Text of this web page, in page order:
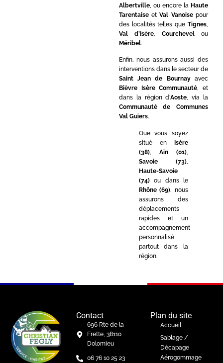
Albertville, ou encore la Haute
TarentaiseetVal Vanoisepour
des localités telles que Tignes,
Val d’Isère, Courchevelou
Méribel.
Enfin, nous assurons aussi des
interventions dans le secteur de
Saint Jean de Bournayavec
Bièvre Isère Communauté, et
dans la région d’Aoste, via la
Communauté de Communes
Val Guiers.
Que vous soyez
situé en Isère
(38), Ain (01)
Savoie (73)
Haute-Savoie
(74)ou dans le
Rhône (69) , nous
assurons des
déplacements
rapides et un
accompagnement
personnalisé
partout dans la
région.
Contact
696 Rte de la
Frette, 38110
Dolomieu
06 76 10 25 23
Plan du site
Accueil
Sablage /
Décapage
Aérogommage